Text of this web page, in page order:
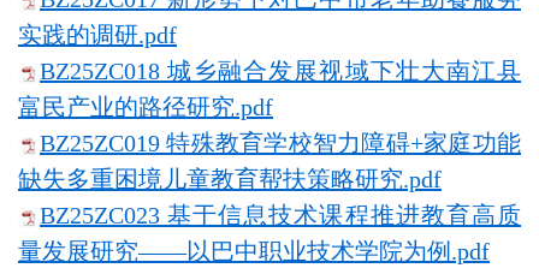
实践的调研.pdf
BZ25ZC018 城乡融合发展视域下壮大南江县
富民产业的路径研究.pdf
BZ25ZC019 特殊教育学校智力障碍+家庭功能
缺失多重困境儿童教育帮扶策略研究.pdf
BZ25ZC023 基于信息技术课程推进教育高质
量发展研究——以巴中职业技术学院为例.pdf